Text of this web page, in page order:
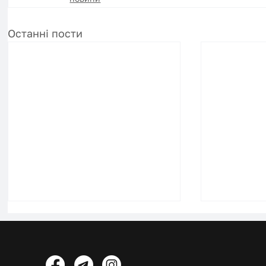
Останні пости